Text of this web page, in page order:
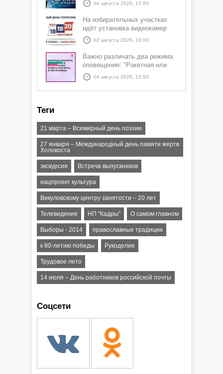
04 августа 2026, 15:00
На избирательных участках
идёт установка видеокамер
02 августа 2026, 10:00
Важно различать два режима
оповещения: "Ракетная или
БПЛА опасность" и "Угроза
атаки ракеты или БПЛА"
04 августа 2026, 15:00
Теги
21 марта – Всемирный день поэзии
27 января – Международный день памяти жертв
Холокоста
экскурсия Встреча выпускников
нацпроект культура
Викуловскому центру занятости – 20 лет
Телевидение НП "Кадры" О самом главном
Выборы - 2014 православные традиции
к 80-летию победы Рукоделие
Трудовое лето
14 июля – День работников российской почты
Соцсети